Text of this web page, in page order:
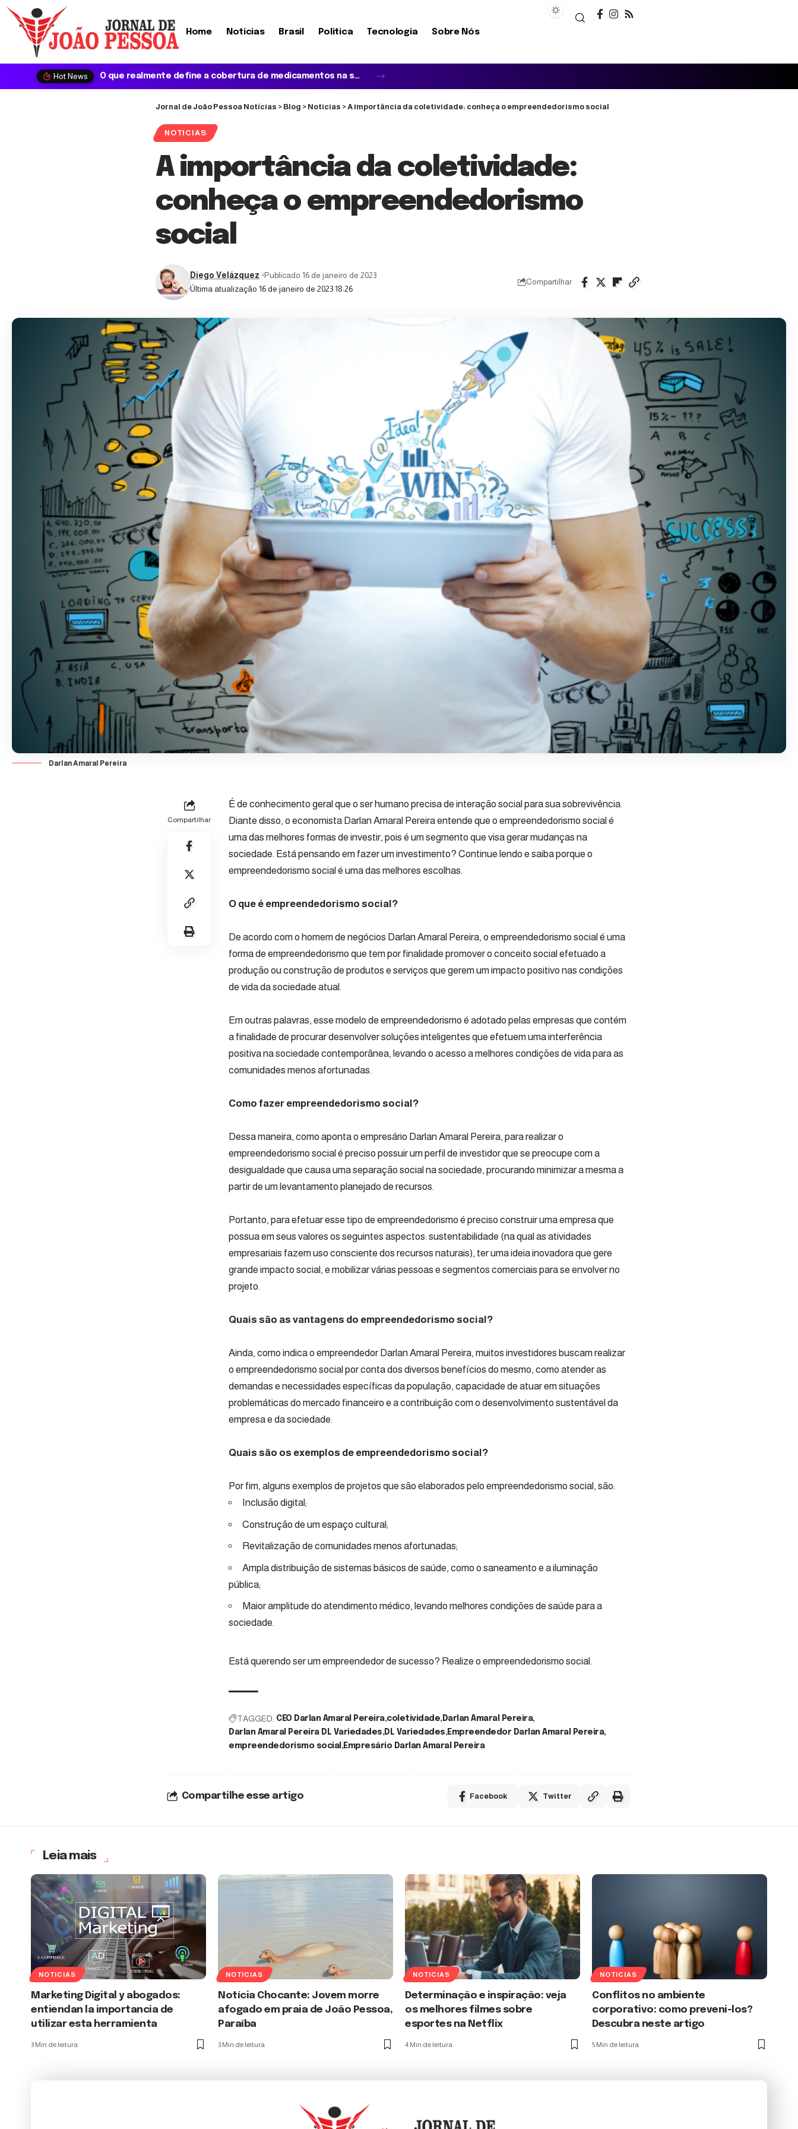
Home Noticias Brasil Politica Tecnologia Sobre Nós
Hot News Quando o idoso não reconhece a família e acredita em impostores: entenda a síndrome de Capgras
Jornal de João Pessoa Notícias > Blog > Noticias >A importância da coletividade: conheça o empreendedorismo social
NOTICIAS
A importância da coletividade:
conheça o empreendedorismo
social
Última atualização 16 de janeiro de 2023 18:26
Diego Velázquez Publicado 16 de janeiro de 2023
Compartilhar
Darlan Amaral Pereira
Compartilhar
É de conhecimento geral que o ser humano precisa de interação social para sua sobrevivência.
Diante disso, o economista Darlan Amaral Pereira entende que o empreendedorismo social é
uma das melhores formas de investir, pois é um segmento que visa gerar mudanças na
sociedade. Está pensando em fazer um investimento? Continue lendo e saiba porque o
empreendedorismo social é uma das melhores escolhas.
O que é empreendedorismo social?
De acordo com o homem de negócios Darlan Amaral Pereira, o empreendedorismo social é uma
forma de empreendedorismo que tem por finalidade promover o conceito social efetuado a
produção ou construção de produtos e serviços que gerem um impacto positivo nas condições
de vida da sociedade atual.
Em outras palavras, esse modelo de empreendedorismo é adotado pelas empresas que contém
a finalidade de procurar desenvolver soluções inteligentes que efetuem uma interferência
positiva na sociedade contemporânea, levando o acesso a melhores condições de vida para as
comunidades menos afortunadas.
Como fazer empreendedorismo social?
Dessa maneira, como aponta o empresário Darlan Amaral Pereira, para realizar o
empreendedorismo social é preciso possuir um perfil de investidor que se preocupe com a
desigualdade que causa uma separação social na sociedade, procurando minimizar a mesma a
partir de um levantamento planejado de recursos.
Portanto, para efetuar esse tipo de empreendedorismo é preciso construir uma empresa que
possua em seus valores os seguintes aspectos: sustentabilidade (na qual as atividades
empresariais fazem uso consciente dos recursos naturais), ter uma ideia inovadora que gere
grande impacto social, e mobilizar várias pessoas e segmentos comerciais para se envolver no
projeto.
Quais são as vantagens do empreendedorismo social?
Ainda, como indica o empreendedor Darlan Amaral Pereira, muitos investidores buscam realizar
o empreendedorismo social por conta dos diversos benefícios do mesmo, como atender as
demandas e necessidades específicas da população, capacidade de atuar em situações
problemáticas do mercado financeiro e a contribuição com o desenvolvimento sustentável da
empresa e da sociedade.
Quais são os exemplos de empreendedorismo social?
Por fim, alguns exemplos de projetos que são elaborados pelo empreendedorismo social, são:
Inclusão digital;
Construção de um espaço cultural;
Revitalização de comunidades menos afortunadas;
Ampla distribuição de sistemas básicos de saúde, como o saneamento e a iluminação
pública;
Maior amplitude do atendimento médico, levando melhores condições de saúde para a
sociedade.
Está querendo ser um empreendedor de sucesso? Realize o empreendedorismo social.
TAGGED: CEO Darlan Amaral Pereira coletividade Darlan Amaral Pereira
Darlan Amaral Pereira DL Variedades DL Variedades Empreendedor Darlan Amaral Pereira
empreendedorismo social
Empresário Darlan Amaral Pereira
Compartilhe esse artigo Facebook Twitter
Leia mais
NOTICIAS
Marketing Digital y abogados:
entiendan la importancia de
utilizar esta herramienta
3 Min de leitura
NOTICIAS
Notícia Chocante: Jovem morre
afogado em praia de João Pessoa,
Paraíba
3 Min de leitura
NOTICIAS
Determinação e inspiração: veja
os melhores filmes sobre
esportes na Netflix
4 Min de leitura
NOTICIAS
Conflitos no ambiente
corporativo: como preveni-los?
Descubra neste artigo
5 Min de leitura